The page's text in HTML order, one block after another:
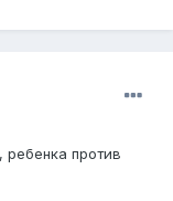
против